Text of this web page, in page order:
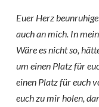
Euer Herz
auch an mich. In
Wäre es nicht so,
um einen Platz für
einen Platz für euch
euch zu mir holen,